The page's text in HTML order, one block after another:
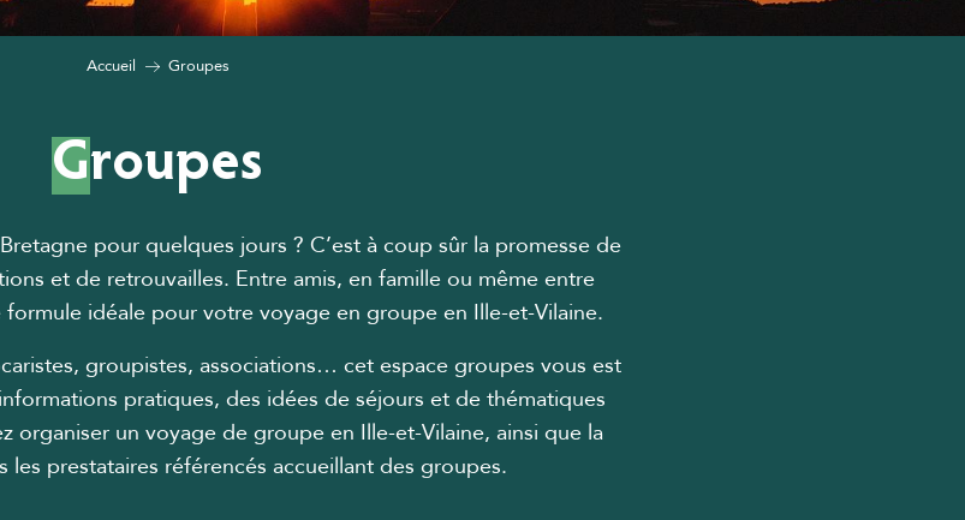
Accueil Groupes
Groupes
pour quelques jours ? C’est à coup sûr la promesse de
et de retrouvailles. Entre amis, en famille ou même entre
idéale pour votre voyage en groupe en Ille-et-Vilaine.
groupistes, associations… cet espace groupes vous est
pratiques, des idées de séjours et de thématiques
organiser un voyage de groupe en Ille-et-Vilaine, ainsi que la
les prestataires référencés accueillant des groupes.